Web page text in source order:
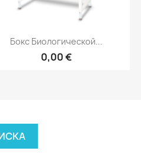
Быстрый просмотр
Бокс Биологической...
0,00 €